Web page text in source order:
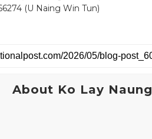
(U Naing Win Tun)
About Ko Lay Naung